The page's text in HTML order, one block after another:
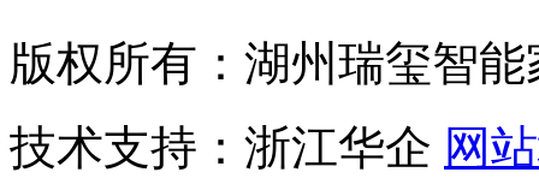
版权所有：湖州瑞玺智能
技术支持：浙江华企 网